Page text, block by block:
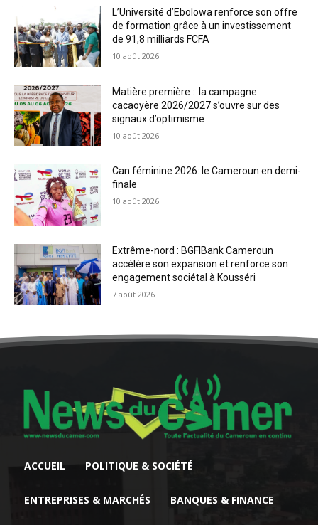
L’Université d’Ebolowa renforce son offre
de formation grâce à un investissement
de 91,8 milliards FCFA
10 août 2026
Matière première : la campagne
cacaoyère 2026/2027 s’ouvre sur des
signaux d’optimisme
10 août 2026
Can féminine 2026: le Cameroun en demi-
finale
10 août 2026
Extrême-nord : BGFIBank Cameroun
accélère son expansion et renforce son
engagement sociétal à Kousséri
7 août 2026
ACCUEIL POLITIQUE & SOCIÉTÉ
ENTREPRISES & MARCHÉS BANQUES & FINANCE